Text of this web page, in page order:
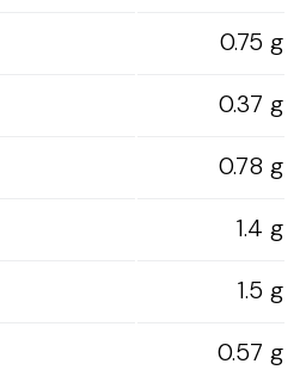
0.75 g
0.37 g
0.78 g
1.4 g
1.5 g
0.57 g